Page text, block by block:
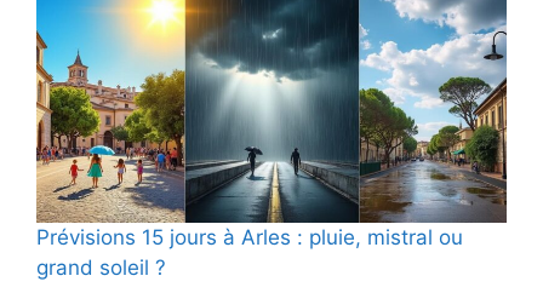
Prévisions 15 jours à Arles : pluie, mistral ou
grand soleil ?